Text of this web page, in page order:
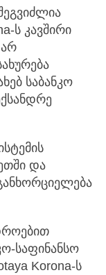
ს კავშირი
საბანკო
და
საფინანსო
Korona-ს